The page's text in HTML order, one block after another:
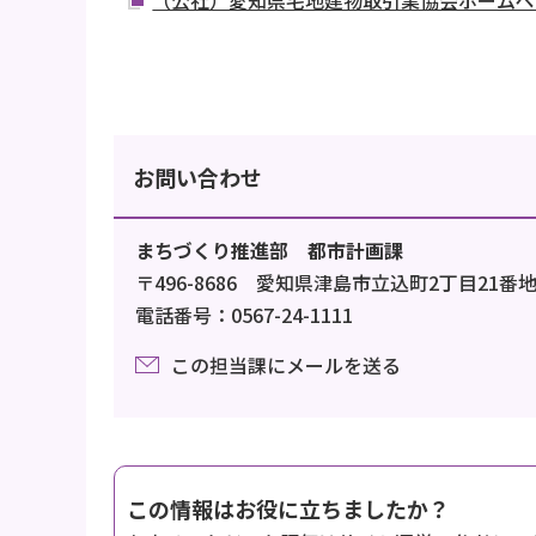
お問い合わせ
まちづくり推進部 都市計画課
〒496-8686 愛知県津島市立込町2丁目21番地
電話番号：0567-24-1111
この担当課にメールを送る
この情報はお役に立ちましたか？